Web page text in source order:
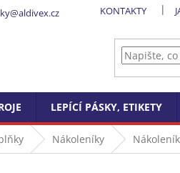
KONTAKTY
LEPÍCÍ PÁSKY, ETIKETY
Nákoleníky Nákoleník